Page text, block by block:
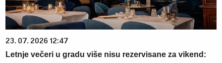
23. 07. 2026 12:47
Letnje večeri u gradu više nisu rezervisane za vikend: